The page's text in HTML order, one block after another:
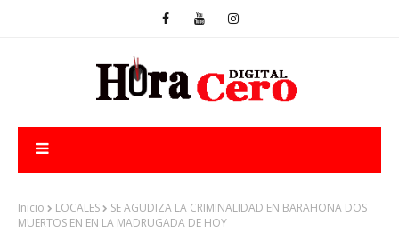
Inicio LOCALES
SE AGUDIZA LA CRIMINALIDAD EN BARAHONA DOS
MUERTOS EN EN LA MADRUGADA DE HOY